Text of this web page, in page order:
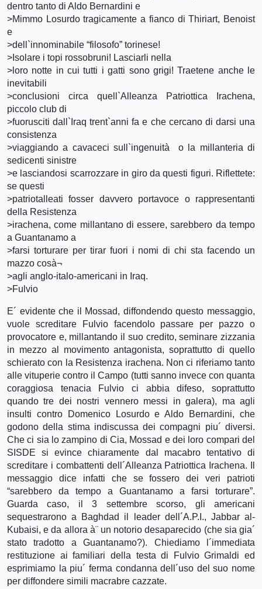
dentro tanto di Aldo Bernardini e
>Mimmo Losurdo tragicamente a fianco di Thiriart, Benoist
e
>dell`innominabile “filosofo” torinese!
>Isolare i topi rossobruni! Lasciarli nella
>loro notte in cui tutti i gatti sono grigi! Traetene anche le
inevitabili
>conclusioni circa quell`Alleanza Patriottica Irachena,
piccolo club di
>fuorusciti dall`Iraq trent`anni fa e che cercano di darsi una
consistenza
>viaggiando a cavaceci sull`ingenuità o la millanteria di
sedicenti sinistre
>e lasciandosi scarrozzare in giro da questi figuri. Riflettete:
se questi
>patriotalleati fosser davvero portavoce o rappresentanti
della Resistenza
>irachena, come millantano di essere, sarebbero da tempo
a Guantanamo a
>farsi torturare per tirar fuori i nomi di chi sta facendo un
mazzo cosà¬
>agli anglo-italo-americani in Iraq.
>Fulvio
E´ evidente che il Mossad, diffondendo questo messaggio,
vuole screditare Fulvio facendolo passare per pazzo o
provocatore e, millantando il suo credito, seminare zizzania
in mezzo al movimento antagonista, soprattutto di quello
schierato con la Resistenza irachena. Non ci riferiamo tanto
alle vituperie contro il Campo (tutti sanno invece con quanta
coraggiosa tenacia Fulvio ci abbia difeso, soprattutto
quando tre dei nostri vennero messi in galera), ma agli
insulti contro Domenico Losurdo e Aldo Bernardini, che
godono della stima indiscussa dei compagni piu´ diversi.
Che ci sia lo zampino di Cia, Mossad e dei loro compari del
SISDE si evince chiaramente dal macabro tentativo di
screditare i combattenti dell´Alleanza Patriottica Irachena. Il
messaggio dice infatti che se fossero dei veri patrioti
“sarebbero da tempo a Guantanamo a farsi torturare”.
Guarda caso, il 3 settembre scorso, gli americani
sequestrarono a Baghdad il leader dell´A.P.I., Jabbar al-
Kubaisi, e da allora à¨ un notorio desaparecido (che sia gia´
stato tradotto a Guantanamo?). Chiediamo l´immediata
restituzione ai familiari della testa di Fulvio Grimaldi ed
esprimiamo la piu´ ferma condanna dell´uso del suo nome
per diffondere simili macrabre cazzate.